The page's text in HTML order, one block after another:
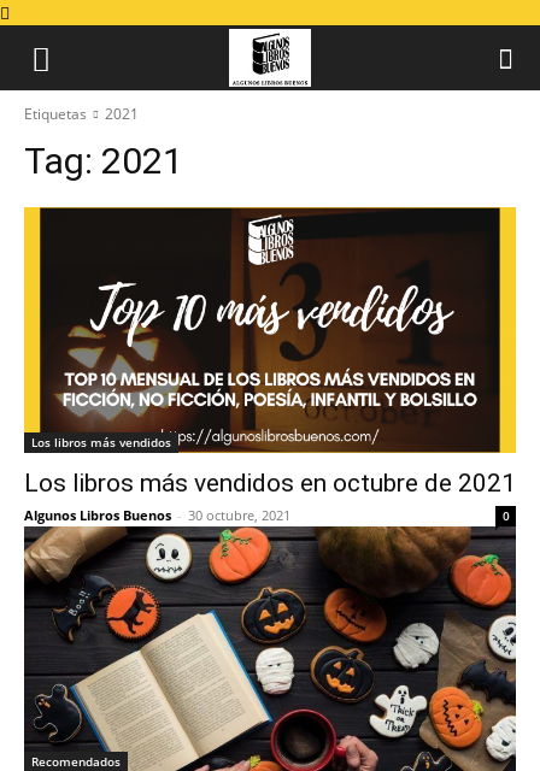
Etiquetas 2021
Tag: 2021
Los libros más vendidos
Los libros más vendidos en octubre de 2021
Algunos Libros Buenos - 30 octubre, 2021 0
Recomendados